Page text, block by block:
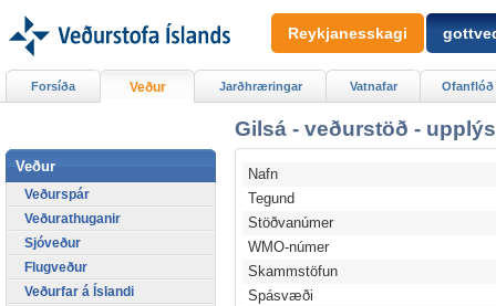
Gilsá - veðurstöð -
Nafn
Tegund
Stöðvanúmer
WMO-númer
Skammstöfun
Spásvæði
Forsíða Veður Jarðhræringar Vatnafar Ofanflóð
Veður
Veðurspár
Veðurathuganir
Sjóveður
Flugveður
Veðurfar á Íslandi
Reykjanesskagi